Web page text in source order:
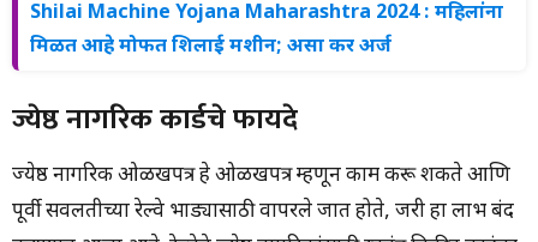
Shilai Machine Yojana Maharashtra 2024 : महिलांना
मिळत आहे मोफत शिलाई मशीन; असा कर अर्ज
ज्येष्ठ नागरिक कार्डचे फायदे
ज्येष्ठ नागरिक ओळखपत्र हे ओळखपत्र म्हणून काम करू शकते आणि
पूर्वी सवलतीच्या रेल्वे भाड्यासाठी वापरले जात होते, जरी हा लाभ बंद